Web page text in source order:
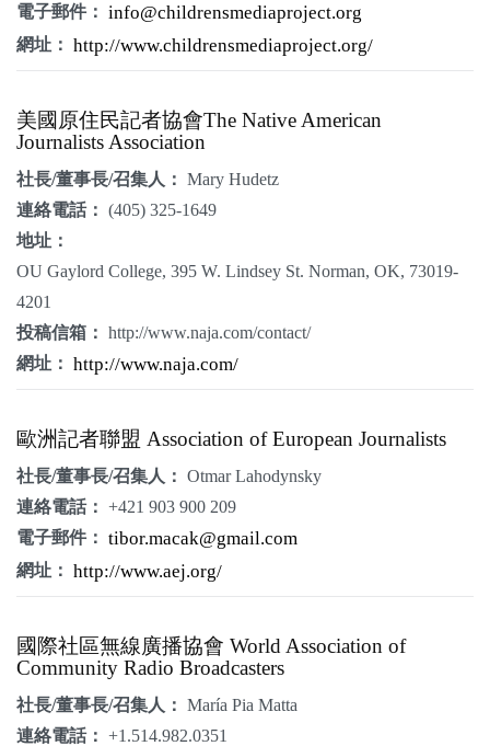
電子郵件： info@childrensmediaproject.org
網址： http://www.childrensmediaproject.org/
美國原住民記者協會The Native American
Journalists Association
社長/董事長/召集人： Mary Hudetz
連絡電話： (405) 325-1649
地址：
OU Gaylord College, 395 W. Lindsey St. Norman, OK, 73019-
4201
投稿信箱： http://www.naja.com/contact/
網址： http://www.naja.com/
歐洲記者聯盟 Association of European Journalists
社長/董事長/召集人： Otmar Lahodynsky
連絡電話： +421 903 900 209
電子郵件： tibor.macak@gmail.com
網址： http://www.aej.org/
國際社區無線廣播協會 World Association of
Community Radio Broadcasters
社長/董事長/召集人： María Pia Matta
連絡電話： +1.514.982.0351